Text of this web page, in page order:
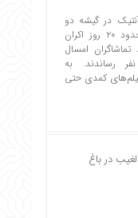
در گیشه دو
فیلم «زنده شور» و «استخر» پس از حدود ۲۰ روز اکران
تماشاگران امسال
از ۲ میلیون نفر رساندند. به
کمدی حتی
در باغ